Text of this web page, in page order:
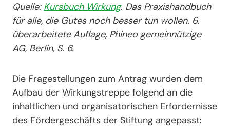
Quelle: Kursbuch Wirkung. Das Praxishandbuch
für alle, die Gutes noch besser tun wollen. 6.
überarbeitete Auflage, Phineo gemeinnützige
AG, Berlin, S. 6.
Die Fragestellungen zum Antrag wurden dem
Aufbau der Wirkungstreppe folgend an die
inhaltlichen und organisatorischen Erfordernisse
des Fördergeschäfts der Stiftung angepasst: